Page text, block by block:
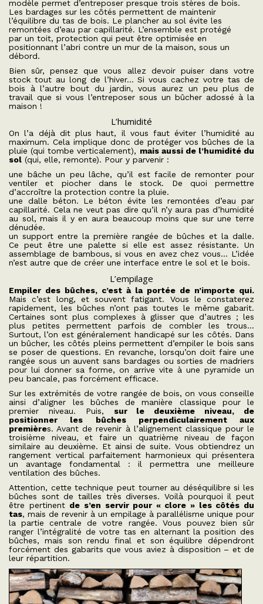
modèle permet d’entreposer presque trois stères de bois.
Les bardages sur les côtés permettent de maintenir
l’équilibre du tas de bois. Le plancher au sol évite les
remontées d’eau par capillarité. L’ensemble est protégé
par un toit, protection qui peut être optimisée en
positionnant l’abri contre un mur de la maison, sous un
débord.
Bien sûr, pensez que vous allez devoir puiser dans votre
stock tout au long de l’hiver… Si vous cachez votre tas de
bois à l’autre bout du jardin, vous aurez un peu plus de
travail que si vous l’entreposer sous un bûcher adossé à la
maison !
L’humidité
On l’a déjà dit plus haut, il vous faut éviter l’humidité au
maximum. Cela implique donc de protéger vos bûches de la
pluie (qui tombe verticalement), mais aussi de l’humidité du
sol (qui, elle, remonte). Pour y parvenir :
une bâche un peu lâche, qu’il est facile de remonter pour
ventiler et piocher dans le stock. De quoi permettre
d’accroître la protection contre la pluie.
une dalle béton. Le béton évite les remontées d’eau par
capillarité. Cela ne veut pas dire qu’il n’y aura pas d’humidité
au sol, mais il y en aura beaucoup moins que sur une terre
dénudée.
un support entre la première rangée de bûches et la dalle.
Ce peut être une palette si elle est assez résistante. Un
assemblage de bambous, si vous en avez chez vous… L’idée
n’est autre que de créer une interface entre le sol et le bois.
L’empilage
Empiler des bûches, c’est à la portée de n’importe qui.
Mais c’est long, et souvent fatigant. Vous le constaterez
rapidement, les bûches n’ont pas toutes le même gabarit.
Certaines sont plus complexes à glisser que d’autres ; les
plus petites permettent parfois de combler les trous…
Surtout, l’on est généralement handicapé sur les côtés. Dans
un bûcher, les côtés pleins permettent d’empiler le bois sans
se poser de questions. En revanche, lorsqu’on doit faire une
rangée sous un auvent sans bardages ou sorties de madriers
pour lui donner sa forme, on arrive vite à une pyramide un
peu bancale, pas forcément efficace.
Sur les extrémités de votre rangée de bois, on vous conseille
ainsi d’aligner les bûches de manière classique pour le
premier niveau. Puis, sur le deuxième niveau, de
positionner les bûches perpendiculairement aux
premières. Avant de revenir à l’alignement classique pour le
troisième niveau, et faire un quatrième niveau de façon
similaire au deuxième. Et ainsi de suite. Vous obtiendrez un
rangement vertical parfaitement harmonieux qui présentera
un avantage fondamental : il permettra une meilleure
ventilation des bûches.
Attention, cette technique peut tourner au déséquilibre si les
bûches sont de tailles très diverses. Voilà pourquoi il peut
être pertinent de s’en servir pour « clore » les côtés du
tas, mais de revenir à un empilage à parallélisme unique pour
la partie centrale de votre rangée. Vous pouvez bien sûr
ranger l’intégralité de votre tas en alternant la position des
bûches, mais son rendu final et son équilibre dépendront
forcément des gabarits que vous aviez à disposition – et de
leur répartition.